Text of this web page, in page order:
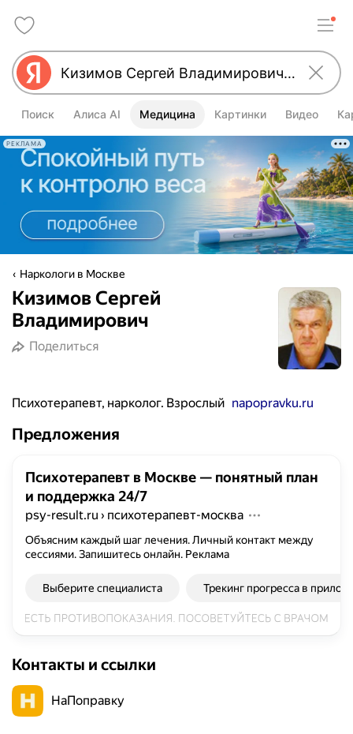
Поиск Алиса AI Медицина Картинки Видео
РЕКЛАМА
Наркологи в Москве
Кизимов Сергей
Владимирович
Поделиться
Психотерапевт, нарколог. Взрослый napopravku.ru
Предложения
Психотерапевт в Москве — понятный план
и поддержка 24/7
psy-result.ru › психотерапевт-москва
Объясним каждый шаг лечения. Личный контакт между
сессиями. Запишитесь онлайн. Реклама
Выберите специалиста Трекинг прогресса в
Контакты и ссылки
НаПоправку